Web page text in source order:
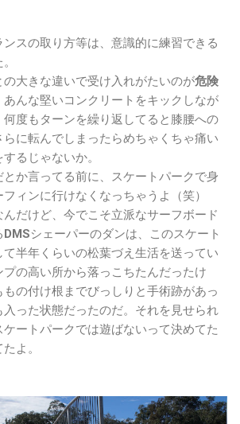
ンスの取り方等は、意識的に練習できる
の大きな違いで受け入れがたいのが危険
あんな堅いコンクリートをキックしなが
何度もターンを繰り返してると膝腰への
に転んでしまったらめちゃくちゃ痛い
るじゃないか。
か言ってる前に、スケートパークで身
ィンに行けなくなっちゃうよ（笑）
だけど、今でこそ立派なサーフボード
DMSシェーパーのダンは、このスケート
半年くらいの松葉づえ生活を送ってい
の高い所から落っこちたんだったけ
の付け根までびっしりと手術跡があっ
った状態だったのだ。それを見せられ
ートパークでは遊ばないって決めてた
よ。